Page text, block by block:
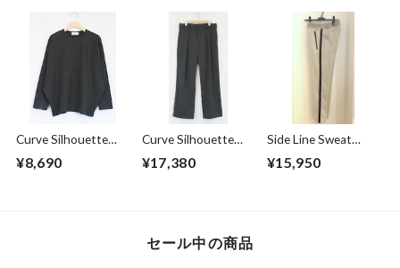
Curve Silhouette
Cut & Sewn Black
¥8,690
Curve Silhouette
Slacks Pants
Charcoal
¥17,380
Side Line Sweat
Tapered Pants
Gray
¥15,950
セール中の商品